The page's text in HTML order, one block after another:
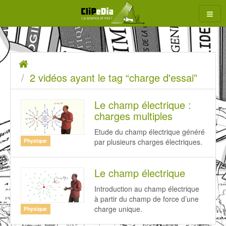
contenu
2
vidéos
ayant
tag
“charge
d'essai”
Accueil
2 vidéos ayant le tag “charge d'essai”
Physique
Le champ électrique :
charges multiples
Etude du champ électrique généré
par plusieurs charges électriques.
Physique
Le champ électrique
Introduction au champ électrique
à partir du champ de force d’une
charge unique.